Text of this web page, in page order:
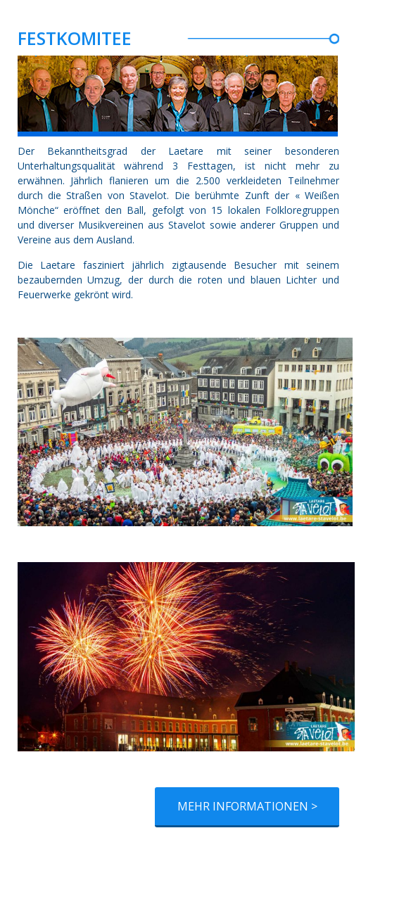
FESTKOMITEE
Der Bekanntheitsgrad der Laetare mit seiner besonderen
Unterhaltungsqualität während 3 Festtagen, ist nicht mehr zu
erwähnen. Jährlich flanieren um die 2.500 verkleideten Teilnehmer
durch die Straßen von Stavelot. Die berühmte Zunft der « Weißen
Mönche“ eröffnet den Ball, gefolgt von 15 lokalen Folkloregruppen
und diverser Musikvereinen aus Stavelot sowie anderer Gruppen und
Vereine aus dem Ausland.
Die Laetare fasziniert jährlich zigtausende Besucher mit seinem
bezaubernden Umzug, der durch die roten und blauen Lichter und
Feuerwerke gekrönt wird.
MEHR INFORMATIONEN >